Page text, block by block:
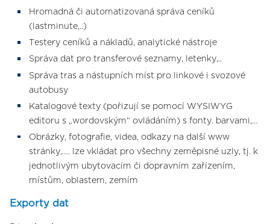
Hromadná či automatizovaná správa ceníků
(lastminute,..)
Testery ceníků a nákladů, analytické nástroje
Správa dat pro transferové seznamy, letenky,..
Správa tras a nástupních míst pro linkové i svozové
autobusy
Katalogové texty (pořizují se pomocí WYSIWYG
editoru s „wordovským“ ovládáním) s fonty. barvami,…
Obrázky, fotografie, videa, odkazy na další www
stránky,…. lze vkládat pro všechny zeměpisné uzly, tj. k
jednotlivým ubytovacím či dopravním zařízením,
místům, oblastem, zemím
Exporty dat